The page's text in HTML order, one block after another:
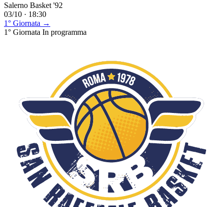
Salerno Basket '92
03/10 · 18:30
1° Giornata →
1° Giornata In programma